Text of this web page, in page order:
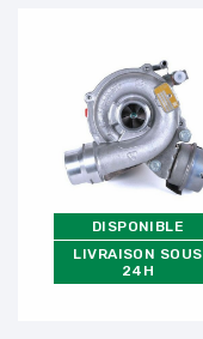
DISPONIBLE
LIVRAISON SOUS
24H